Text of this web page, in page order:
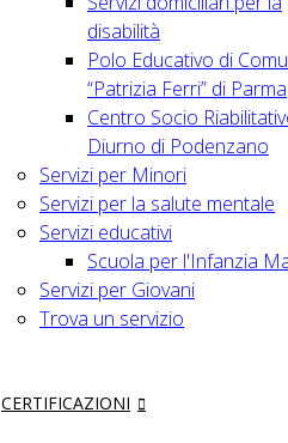
disabilità
Polo Educativo di
“Patrizia Ferri” di Parma
Centro Socio
Diurno di Podenzano
Servizi per Minori
Servizi per la salute mentale
Servizi educativi
Scuola per l'Infanzia
Servizi per Giovani
Trova un servizio
CERTIFICAZIONI